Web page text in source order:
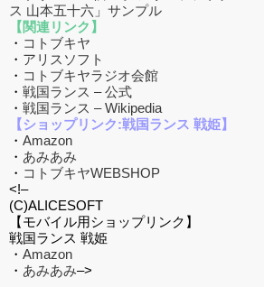
ス 山本五十六」サンプル
【関連リンク】
・ コトブキヤ
・ アリスソフト
・ コトブキヤラジオ会館
・ 戦国ランス – 公式
・ 戦国ランス – Wikipedia
【ショップリンク:戦国ランス 戦姫】
・ Amazon
・ あみあみ
・ コトブキヤWEBSHOP
<!–
(C)ALICESOFT
【モバイル用ショップリンク】
戦国ランス 戦姫
・ Amazon
・ あみあみ–>